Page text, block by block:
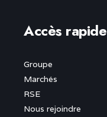
Accès rapide
Groupe
Marchés
RSE
Nous rejoindre